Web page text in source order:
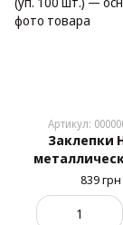
Артикул:
Заклепки
Chrysler,
00) (уп.
839 грн